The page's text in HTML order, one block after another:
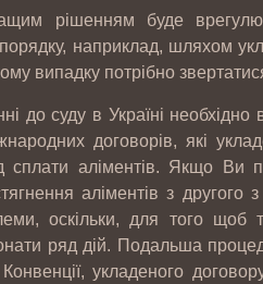
рішенням буде
наприклад, шляхом
випадку потрібно
до суду в Україні необхідно
договорів, які
сплати аліментів. Якщо Ви
аліментів з
оскільки, для того щоб
ряд дій. Подальша
Конвенції, укладеного